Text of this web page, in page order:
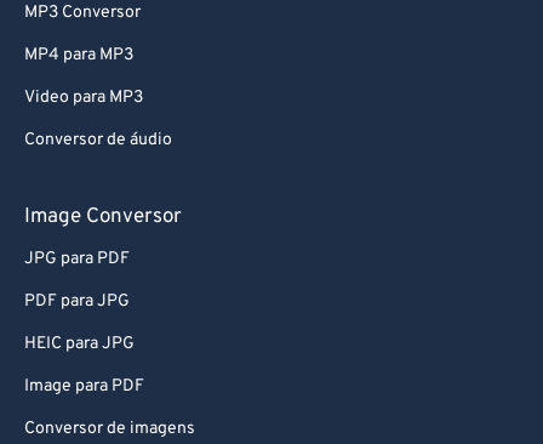
MP3 Conversor
MP4 para MP3
Video para MP3
Conversor de áudio
Image Conversor
JPG para PDF
PDF para JPG
HEIC para JPG
Image para PDF
Conversor de imagens